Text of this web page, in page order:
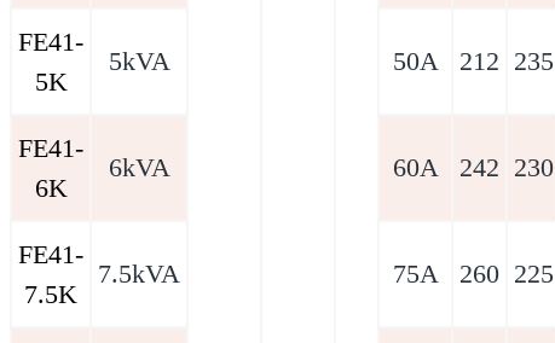
FE41-
5K
5kVA 50A 212 235
FE41-
6K
6kVA 60A 242 230
FE41-
7.5K
7.5kVA 75A 260 225